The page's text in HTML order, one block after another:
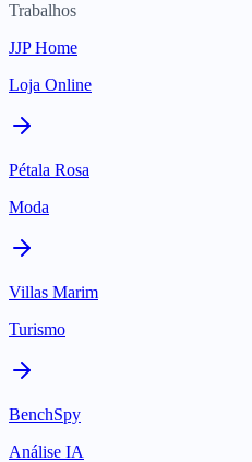
Trabalhos
JJP Home
Loja Online
Pétala Rosa
Moda
Villas Marim
Turismo
BenchSpy
Análise IA